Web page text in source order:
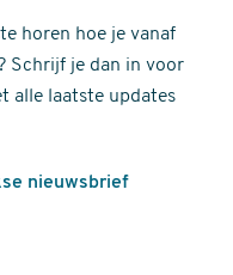
horen hoe je vanaf
Schrijf je dan in voor
alle laatste updates
nieuwsbrief